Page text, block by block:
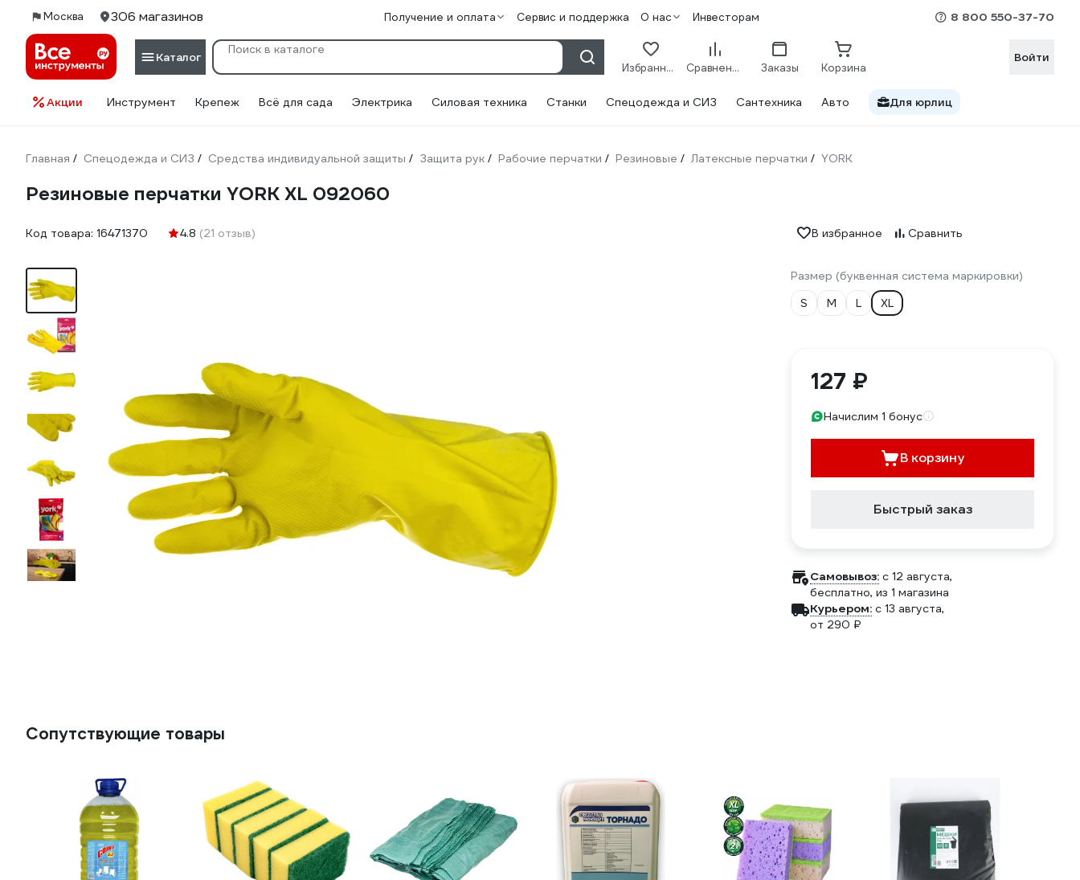
Москва 306 магазинов Получение и оплата Сервис и поддержка О нас Инвесторам 8 800 550-37-70
Каталог
Избранное Сравнение Заказы Корзина
Войти
Акции Инструмент Крепеж Всё для сада Электрика Силовая техника Станки Спецодежда и СИЗ Сантехника Авто Для юрлиц
Главная / Спецодежда и СИЗ / Средства индивидуальной защиты / Защита рук / Рабочие перчатки / Резиновые / Латексные перчатки / YORK
Резиновые перчатки YORK XL 092060
Код товара: 16471370 4.8 (21 отзыв) В избранное Сравнить
Размер (буквенная система маркировки)
S
M L XL
127 ₽
Начислим 1 бонус
В корзину
Быстрый заказ
Самовывоз: c 12 августа,
бесплатно, из 1 магазина
Курьером: c 13 августа,
от 290 ₽
Сопутствующие товары